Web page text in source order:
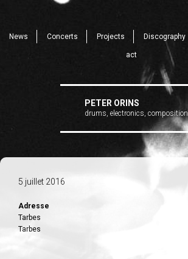
News Concerts Projects Discography
act
PETER ORINS
drums, electronics, composition
5 juillet 2016
Adresse
Tarbes
Tarbes